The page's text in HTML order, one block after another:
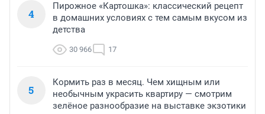
4
Пирожное «Картошка»: классический рецепт
в домашних условиях с тем самым вкусом из
детства
30 966 17
5
Кормить раз в месяц. Чем хищным или
необычным украсить квартиру — смотрим
зелёное разнообразие на выставке экзотики